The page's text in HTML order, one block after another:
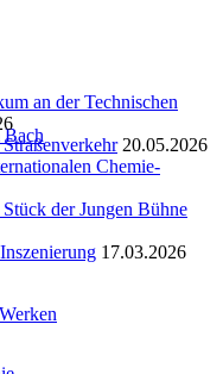
Bach
an der Technischen
20.05.2026
Chemie-
der Jungen Bühne
17.03.2026